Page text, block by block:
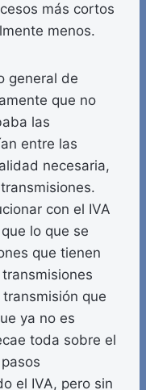
más cortos
menos.
general de
que no
las
entre las
necesaria,
con el IVA
lo que se
que tienen
que
ya no es
toda sobre el
el IVA, pero sin